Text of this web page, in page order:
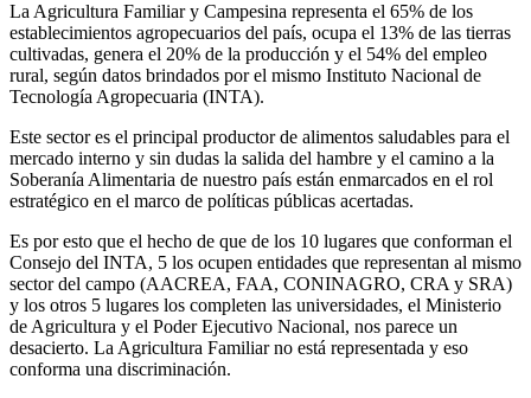
La Agricultura Familiar y Campesina representa el 65% de los
establecimientos agropecuarios del país, ocupa el 13% de las tierras
cultivadas, genera el 20% de la producción y el 54% del empleo
rural, según datos brindados por el mismo Instituto Nacional de
Tecnología Agropecuaria (INTA).
Este sector es el principal productor de alimentos saludables para el
mercado interno y sin dudas la salida del hambre y el camino a la
Soberanía Alimentaria de nuestro país están enmarcados en el rol
estratégico en el marco de políticas públicas acertadas.
Es por esto que el hecho de que de los 10 lugares que conforman el
Consejo del INTA, 5 los ocupen entidades que representan al mismo
sector del campo (AACREA, FAA, CONINAGRO, CRA y SRA)
y los otros 5 lugares los completen las universidades, el Ministerio
de Agricultura y el Poder Ejecutivo Nacional, nos parece un
desacierto. La Agricultura Familiar no está representada y eso
conforma una discriminación.